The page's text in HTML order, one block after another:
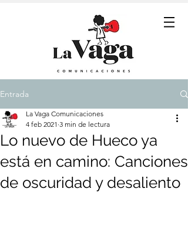
Entrada
Lo nuevo de Hueco ya
está en camino: Canciones
de oscuridad y desaliento
La Vaga Comunicaciones
4 feb 2021 3 min de lectura